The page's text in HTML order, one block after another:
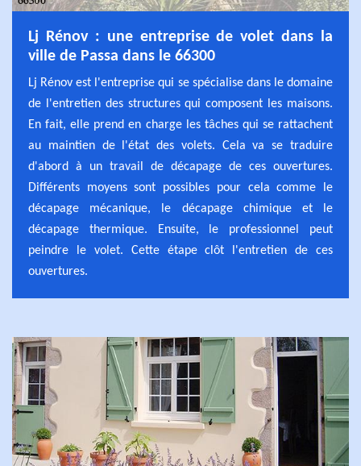
Lj Rénov : une entreprise de volet dans la
ville de Passa dans le 66300
Lj Rénov est l'entreprise qui se spécialise dans le domaine
de l'entretien des structures qui composent les maisons.
En fait, elle prend en charge les tâches qui se rattachent
au maintien de l'état des volets. Cela va se traduire
d'abord à un travail de décapage de ces ouvertures.
Différents moyens sont possibles pour cela comme le
décapage mécanique, le décapage chimique et le
décapage thermique. Ensuite, le professionnel peut
peindre le volet. Cette étape clôt l'entretien de ces
ouvertures.